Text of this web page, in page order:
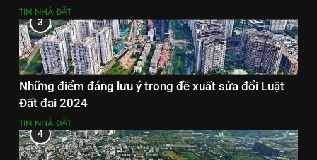
TIN NHÀ ĐẤT
3
Những điểm đáng lưu ý trong đề xuất sửa đổi Luật
Đất đai 2024
TIN NHÀ ĐẤT
4